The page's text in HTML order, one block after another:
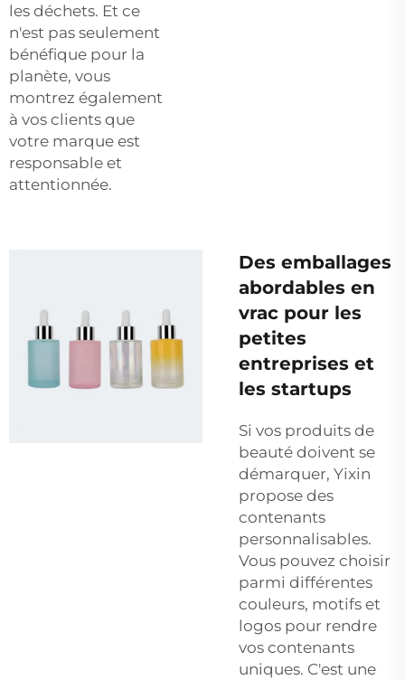
les déchets. Et ce
n'est pas seulement
bénéfique pour la
planète, vous
montrez également
à vos clients que
votre marque est
responsable et
attentionnée.
Des emballages
abordables en
vrac pour les
petites
entreprises et
les startups
Si vos produits de
beauté doivent se
démarquer, Yixin
propose des
contenants
personnalisables.
Vous pouvez choisir
parmi différentes
couleurs, motifs et
logos pour rendre
vos contenants
uniques. C'est une